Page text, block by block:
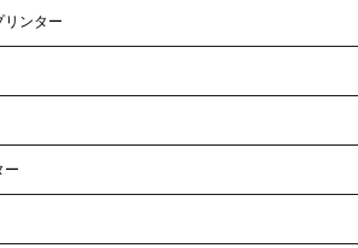
リンター
ー